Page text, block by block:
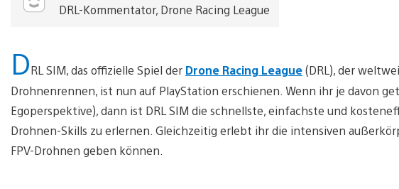
DRL-Kommentator, Drone Racing League
DRL SIM, das offizielle Spiel der Drone Racing League(DRL), der
Drohnenrennen, ist nun auf PlayStation erschienen. Wenn ihr je davon
Egoperspektive), dann ist DRL SIM die schnellste, einfachste und
Drohnen-Skills zu erlernen. Gleichzeitig erlebt ihr die intensiven
FPV-Drohnen geben können.